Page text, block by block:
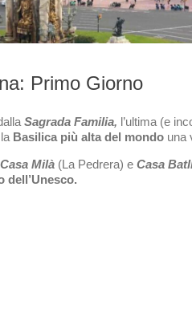
Primo Giorno
Sagrada Familia, l’ultima (e
Basilica più alta del mondo una
Casa Milà (La Pedrera) e Casa
dell’Unesco.